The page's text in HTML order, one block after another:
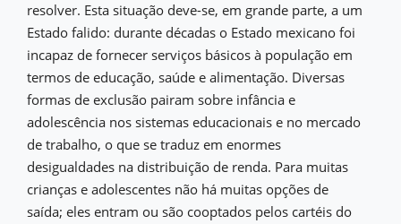
resolver. Esta situação deve-se, em grande parte, a um
Estado falido: durante décadas o Estado mexicano foi
incapaz de fornecer serviços básicos à população em
termos de educação, saúde e alimentação. Diversas
formas de exclusão pairam sobre infância e
adolescência nos sistemas educacionais e no mercado
de trabalho, o que se traduz em enormes
desigualdades na distribuição de renda. Para muitas
crianças e adolescentes não há muitas opções de
saída; eles entram ou são cooptados pelos cartéis do